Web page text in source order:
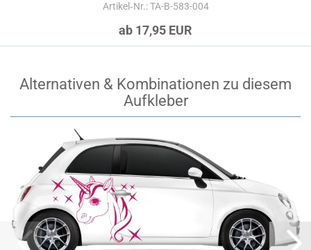
Artikel‑Nr.: TA-B-583-004
ab 17,95 EUR
Alternativen & Kombinationen zu diesem
Aufkleber